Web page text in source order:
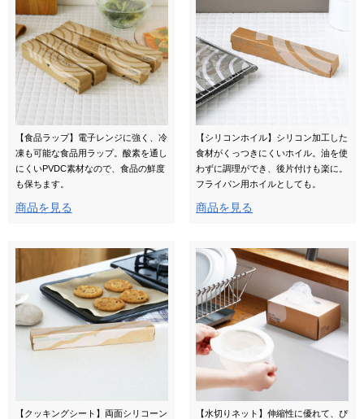
【食品ラップ】電子レンジに強く、冷
凍も可能な食品用ラップ。酸素を通し
にくいPVDC素材なので、食品の鮮度
も保ちます。
商品を見る
【シリコンホイル】シリコン加工した
食材がくっつきにくいホイル。油を使
わずに調理ができ、後片付けも楽に。
フライパン用ホイルとしても。
商品を見る
【クッキングシート】両面シリコーン
【水切りネット】伸縮性に優れて、ぴ